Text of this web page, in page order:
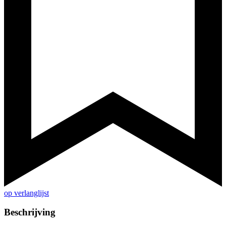
op verlanglijst
Beschrijving